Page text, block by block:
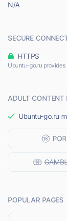
N/A
SECURE
HTTPS
Ubuntu-go.ru
ADULT CONTENT
Ubuntu-go.ru
POPULAR PAGES